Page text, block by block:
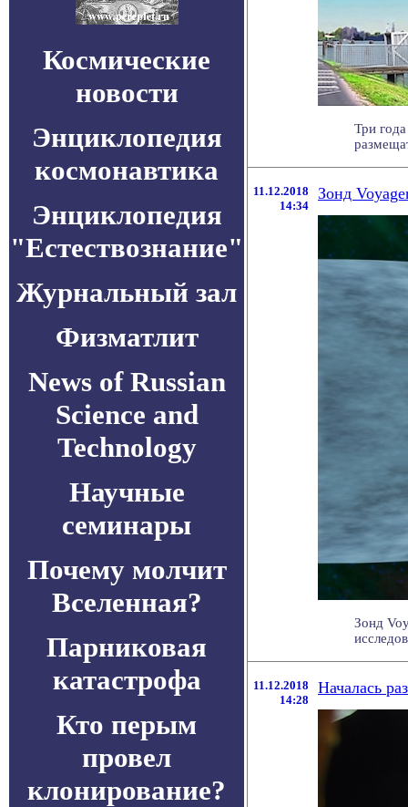
Космические
новости
Энциклопедия
космонавтика
Энциклопедия
"Естествознание"
Журнальный зал
Физматлит
News of Russian
Science and
Technology
Научные
семинары
Почему молчит
Вселенная?
Парниковая
катастрофа
Кто перым
провел
клонирование?
Три
11.12.2018
14:34
Зонд
Зонд
11.12.2018
14:28
Началась